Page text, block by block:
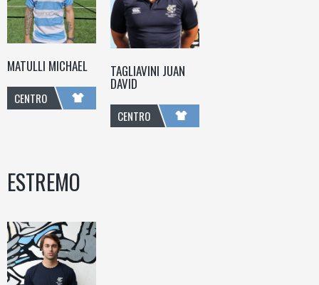
MATULLI MICHAEL
CENTRO
TAGLIAVINI JUAN
DAVID
CENTRO
ESTREMO